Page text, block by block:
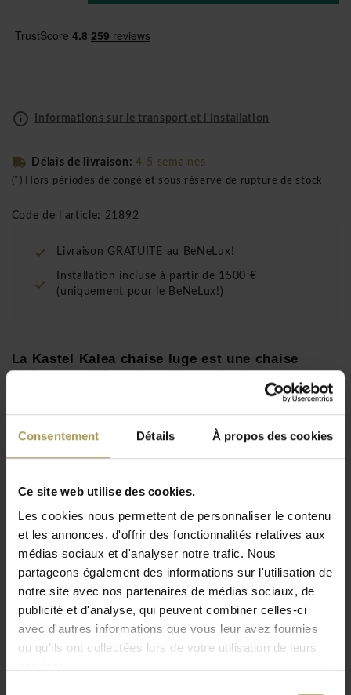
Consentement Détails À propos des cookies
Ce site web utilise des cookies.
Les cookies nous permettent de personnaliser le contenu
et les annonces, d'offrir des fonctionnalités relatives aux
médias sociaux et d'analyser notre trafic. Nous
partageons également des informations sur l'utilisation de
notre site avec nos partenaires de médias sociaux, de
publicité et d'analyse, qui peuvent combiner celles-ci
avec d'autres informations que vous leur avez fournies
ou qu'ils ont collectées lors de votre utilisation de leurs
Informations sur le transport et l'installation
Délais de livraison: 4-5 semaines
(*) Hors périodes de congé et sous réserve de rupture de stock
Code de l'article: 21892
Livraison GRATUITE au BeNeLux!
Installation incluse à partir de 1500 €
(uniquement pour le BeNeLux!)
La Kastel Kalea chaise luge est une chaise
visiteur multifonctionnelle au design
contemporain et élégant. Conçue par Kastel,
structure luge en aluminium raffinée.
Matériaux:polypropylène renforcé de fibre de verre et
un cadre en aluminium
Dimensions:80h x 52l x 53p cm
Assise:46cm
Coloris:voir annexe
Spécifications techniques: chaise visiteur
multifonctionnelle avec design unique, assise et dossier
en plastique
Sur demande:peut être fini avec du cuir, du cuir
artificiel ou du textile sur demande
Lire plus